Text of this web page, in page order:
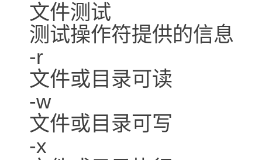
文件测试
测试操作符提供的信息
-r
文件或目录可读
-w
文件或目录可写
-x